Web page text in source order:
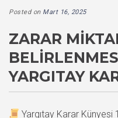
Posted on Mart 16, 2025
ZARAR
YARGITAY
Yargıtay Karar